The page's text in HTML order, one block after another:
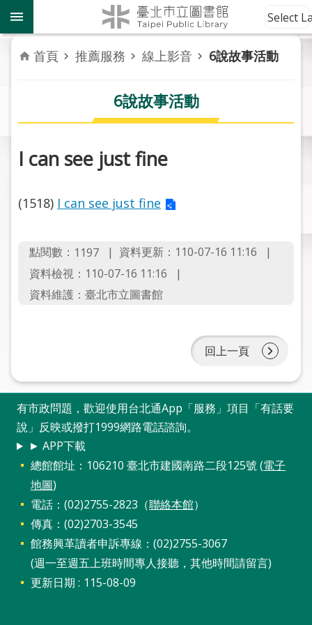
跳到主要內容區塊
到
館
資
訊
者
務
動
關
於
市
申
請
常
問
答
加
入
市
圖
Select
首頁 推薦服務 線上影音 6說故事活動
6說故事活動
I can see just fine
(1518) I can see just fine
點閱數： 1197
資料更新：110-07-16 11:16
資料檢視：110-07-16 11:16
資料維護：臺北市立圖書館
回上一頁
有市政問題，歡迎使用台北通App「服務」項目「有話要
說」反映或撥打1999網路電話諮詢。
► APP下載
總館館址：106210 臺北市建國南路二段125號 (電子
地圖)
電話：(02)2755-2823（聯絡本館）
傳真：(02)2703-3545
館務興革讀者申訴專線：(02)2755-3067
(週一至週五上班時間專人接聽，其他時間請留言)
更新日期
115-08-09